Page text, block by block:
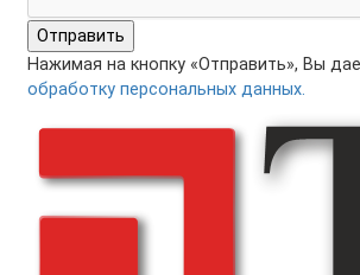
Отправить
Нажимая на кнопку «Отправить», Вы
обработку персональных данных.